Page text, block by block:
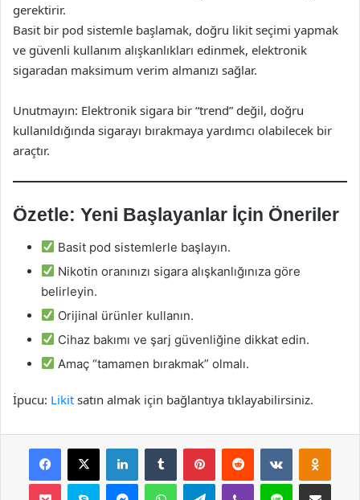
gerektirir.
Basit bir pod sistemle başlamak, doğru likit seçimi yapmak
ve güvenli kullanım alışkanlıkları edinmek, elektronik
sigaradan maksimum verim almanızı sağlar.
Unutmayın: Elektronik sigara bir “trend” değil, doğru
kullanıldığında sigarayı bırakmaya yardımcı olabilecek bir
araçtır.
Özetle: Yeni Başlayanlar İçin Öneriler
Basit pod sistemlerle başlayın.
Nikotin oranınızı sigara alışkanlığınıza göre
belirleyin.
Orijinal ürünler kullanın.
Cihaz bakımı ve şarj güvenliğine dikkat edin.
Amaç “tamamen bırakmak” olmalı.
İpucu: Likit satın almak için bağlantıya tıklayabilirsiniz.
Facebook
X LinkedInTumblr PinterestReddit VKontakte
Pocket Skype MessengerWhatsAppTelegramViber Line E-Posta ile